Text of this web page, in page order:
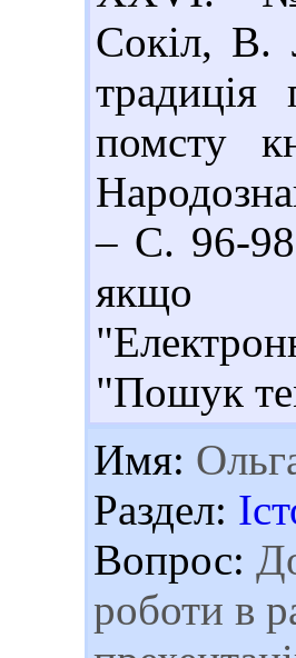
Сокіл, В.
традиція
помсту
– С. 96-
якщо
"Пошук
Имя:
Раздел:
Вопрос:
роботи в